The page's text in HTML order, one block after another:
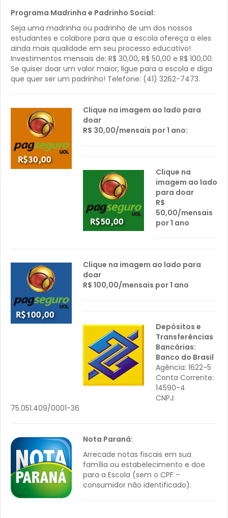
Programa Madrinha e Padrinho Social:
Seja uma madrinha ou padrinho de um dos nossos
estudantes e colabore para que a escola ofereça a eles
ainda mais qualidade em seu processo educativo!
Investimentos mensais de: R$ 30,00, R$ 50,00 e R$ 100,00.
Se quiser doar um valor maior, ligue para a escola e diga
que quer ser um padrinho! Telefone: (41) 3262-7473.
Clique na imagem ao lado para
doar
R$ 30,00/mensais por 1 ano:
Clique na
imagem ao lado
para doar
R$
50,00/mensais
por 1 ano
Clique na imagem ao lado para
doar
R$ 100,00/mensais por 1 ano
Depósitos e
Transferências
Bancárias:
Banco do Brasil
Agência: 1622-5
Conta Corrente:
14590-4
CNPJ:
75.051.409/0001-36
Nota Paraná:
Arrecade notas fiscais em sua
família ou estabelecimento e doe
para a Escola (sem o CPF –
consumidor não identificado).